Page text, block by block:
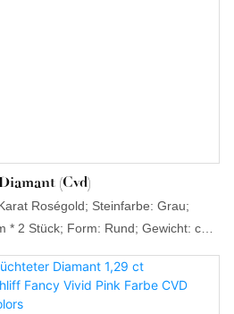
(Cvd)
Roségold; Steinfarbe: Grau;
* 2 Stück; Form: Rund; Gewicht: ca.